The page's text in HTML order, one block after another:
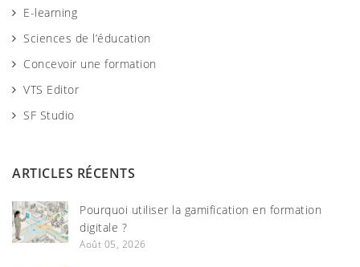
h E-learning
Sciences de l’éducation
Concevoir une formation
VTS Editor
SF Studio
ARTICLES RÉCENTS
Pourquoi utiliser la gamification en formation
digitale ?
Août 05, 2026